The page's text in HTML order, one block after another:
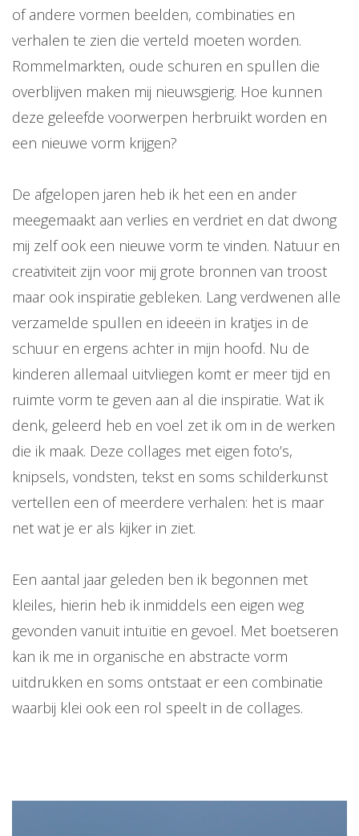
of andere vormen beelden, combinaties en
verhalen te zien die verteld moeten worden.
Rommelmarkten, oude schuren en spullen die
overblijven maken mij nieuwsgierig. Hoe kunnen
deze geleefde voorwerpen herbruikt worden en
een nieuwe vorm krijgen?
De afgelopen jaren heb ik het een en ander
meegemaakt aan verlies en verdriet en dat dwong
mij zelf ook een nieuwe vorm te vinden. Natuur en
creativiteit zijn voor mij grote bronnen van troost
maar ook inspiratie gebleken. Lang verdwenen alle
verzamelde spullen en ideeën in kratjes in de
schuur en ergens achter in mijn hoofd. Nu de
kinderen allemaal uitvliegen komt er meer tijd en
ruimte vorm te geven aan al die inspiratie. Wat ik
denk, geleerd heb en voel zet ik om in de werken
die ik maak. Deze collages met eigen foto’s,
knipsels, vondsten, tekst en soms schilderkunst
vertellen een of meerdere verhalen: het is maar
net wat je er als kijker in ziet.
Een aantal jaar geleden ben ik begonnen met
kleiles, hierin heb ik inmiddels een eigen weg
gevonden vanuit intuïtie en gevoel. Met boetseren
kan ik me in organische en abstracte vorm
uitdrukken en soms ontstaat er een combinatie
waarbij klei ook een rol speelt in de collages.